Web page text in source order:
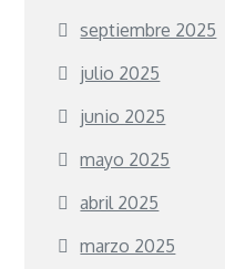
septiembre 2025
julio 2025
junio 2025
mayo 2025
abril 2025
marzo 2025